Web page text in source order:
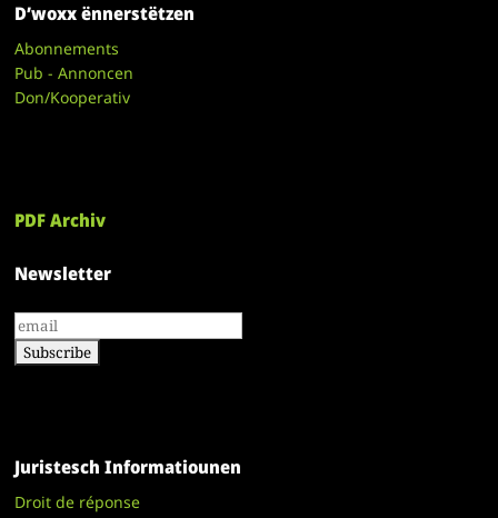
D’woxx ënnerstëtzen
Abonnements
Pub - Annoncen
Don/Kooperativ
PDF Archiv
Newsletter
Juristesch Informatiounen
Droit de réponse